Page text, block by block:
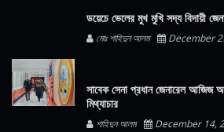
ডয়েচে ভেলের মুখ মুখি সদ্য বিদায়ী
মোঃ শাহিদুন আলম December
সাবেক সেনা প্রধান জেনারেল আজিজ
মিথ্যাচার
শাহিদুন আলম December 14,